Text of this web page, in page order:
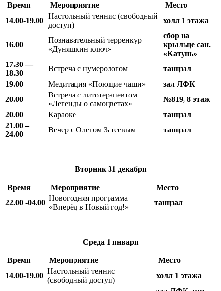
Время Мероприятие
Место
14.00-19.00
Настольный теннис (свободный
доступ)
холл 1 этажа
16.00
Познавательный терренкур
«Дуняшкин ключ»
сбор на
крыльце сан.
«Катунь»
17.30 —
18.30
Встреча с нумерологом
танцзал
19.00
Медитация «Поющие чаши»
зал ЛФК
20.00
Встреча с литотерапевтом
«Легенды о самоцветах»
№819, 8 этаж
20.00
Караоке
танцзал
21.00 –
24.00
Вечер с Олегом Затеевым танцзал
Вторник 31 декабря
Время Мероприятие
Место
22.00 -04.00
Новогодняя программа
«Вперёд в Новый год!»
танцзал
Среда 1 января
Время Мероприятие
Место
14.00-19.00
Настольный теннис
(свободный доступ)
холл 1 этажа